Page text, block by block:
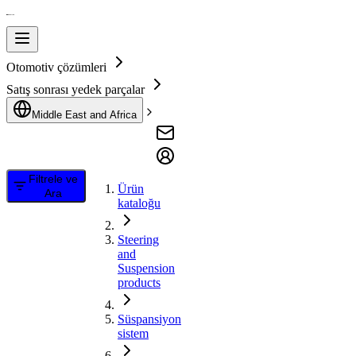
Otomotiv çözümleri
Satış sonrası yedek parçalar
Middle East and Africa
Filtrele ve
Ara
Ürün
kataloğu
Steering
and
Suspension
products
Süspansiyon
sistem